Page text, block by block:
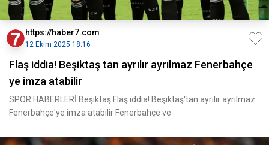
https://haber7.com
12 Ekim 2025 18:16
Flaş iddia! Beşiktaş tan ayrılır ayrılmaz Fenerbahçe
ye imza atabilir
SPOR HABERLERİ Beşiktaş Flaş iddia! Beşiktaş'tan ayrılır ayrılmaz
Fenerbahçe'ye imza atabilir Fenerbahçe ve